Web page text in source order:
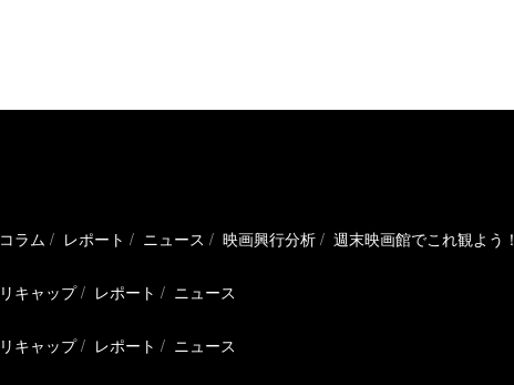
コラム レポート ニュース 映画興行分析 週末映画館でこれ観よう！
リキャップ レポート ニュース
リキャップ レポート ニュース